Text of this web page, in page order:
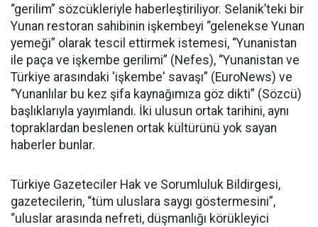
“gerilim” sözcükleriyle haberleştiriliyor. Selanik’teki bir
Yunan restoran sahibinin işkembeyi “gelenekse Yunan
yemeği” olarak tescil ettirmek istemesi, “Yunanistan
ile paça ve işkembe gerilimi” (Nefes), “Yunanistan ve
Türkiye arasındaki 'işkembe' savaşı” (EuroNews) ve
“Yunanlılar bu kez şifa kaynağımıza göz dikti” (Sözcü)
başlıklarıyla yayımlandı. İki ulusun ortak tarihini, aynı
topraklardan beslenen ortak kültürünü yok sayan
haberler bunlar.
Türkiye Gazeteciler Hak ve Sorumluluk Bildirgesi,
gazetecilerin, “tüm uluslara saygı göstermesini”,
“uluslar arasında nefreti, düşmanlığı körükleyici